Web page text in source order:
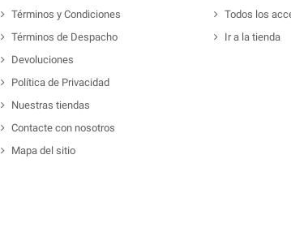
Términos y Condiciones
Términos de Despacho
Devoluciones
Política de Privacidad
Nuestras tiendas
Contacte con nosotros
Mapa del sitio
Todos los
Ir a la tienda